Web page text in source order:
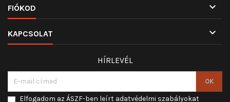
FIÓKOD 
KAPCSOLAT 
HÍRLEVÉL
Elfogadom az ÁSZF-ben leírt adatvédelmi szabályokat